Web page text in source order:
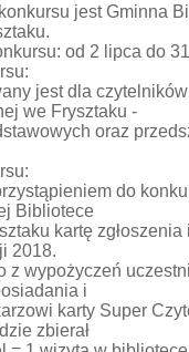
jest Gminna
od 2 lipca do
jest dla
we Frysztaku -
oraz
do
Bibliotece
kartę zgłoszenia
2018.
z wypożyczeń
i
karty Super
zbierał